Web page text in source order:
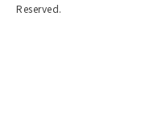
Reserved.